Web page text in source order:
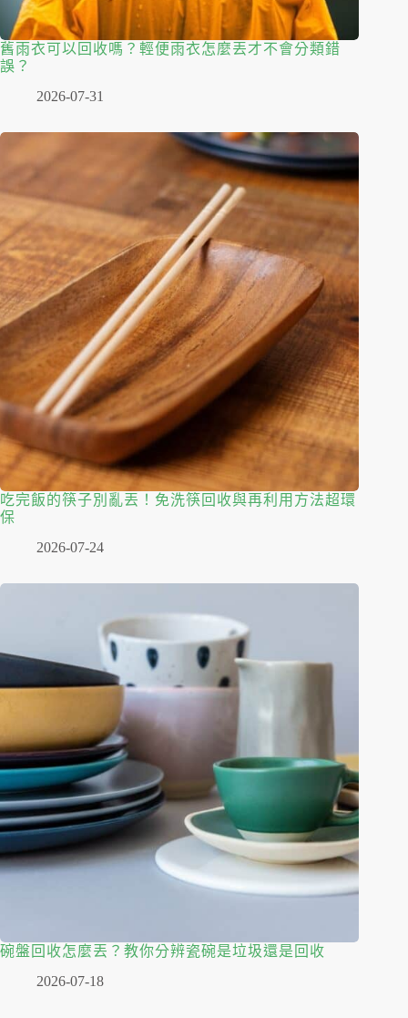
舊雨衣可以回收嗎？輕便雨衣怎麼丟才不會分類錯
誤？
2026-07-31
吃完飯的筷子別亂丟！免洗筷回收與再利用方法超環
保
2026-07-24
碗盤回收怎麼丟？教你分辨瓷碗是垃圾還是回收
2026-07-18